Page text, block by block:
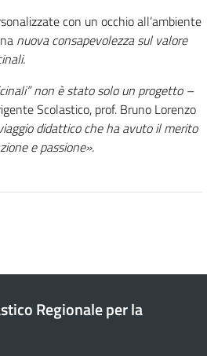
con un occhio all’ambiente
nuova consapevolezza sul valore
non è stato solo un progetto –
Scolastico, prof. Bruno Lorenzo
didattico che ha avuto il merito
e passione».
Regionale per la